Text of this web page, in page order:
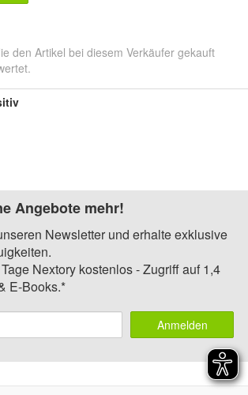
den Artikel bei diesem Verkäufer gekauft
Angebote mehr!
Newsletter und erhalte exklusive
Nextory kostenlos - Zugriff auf 1,4
E-Books.*
Anmelden